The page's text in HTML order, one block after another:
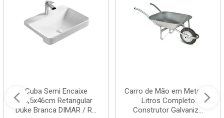
Cuba Semi Encaixe
58,5x46cm Retangular
Duke Branca DIMAR / R...
Carro de Mão em Metal 60
Litros Completo
Construtor Galvaniz...